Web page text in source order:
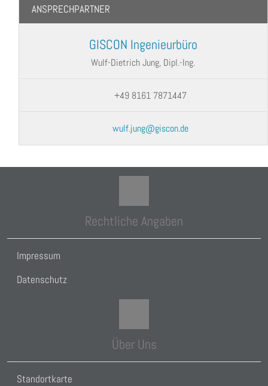
ANSPRECHPARTNER
GISCON Ingenieurbüro
Wulf-Dietrich Jung, Dipl.-Ing.
+49 8161 7871447
wulf.jung@giscon.de
Rechtliche Angaben
Impressum
Datenschutz
Über Uns
Standortkarte